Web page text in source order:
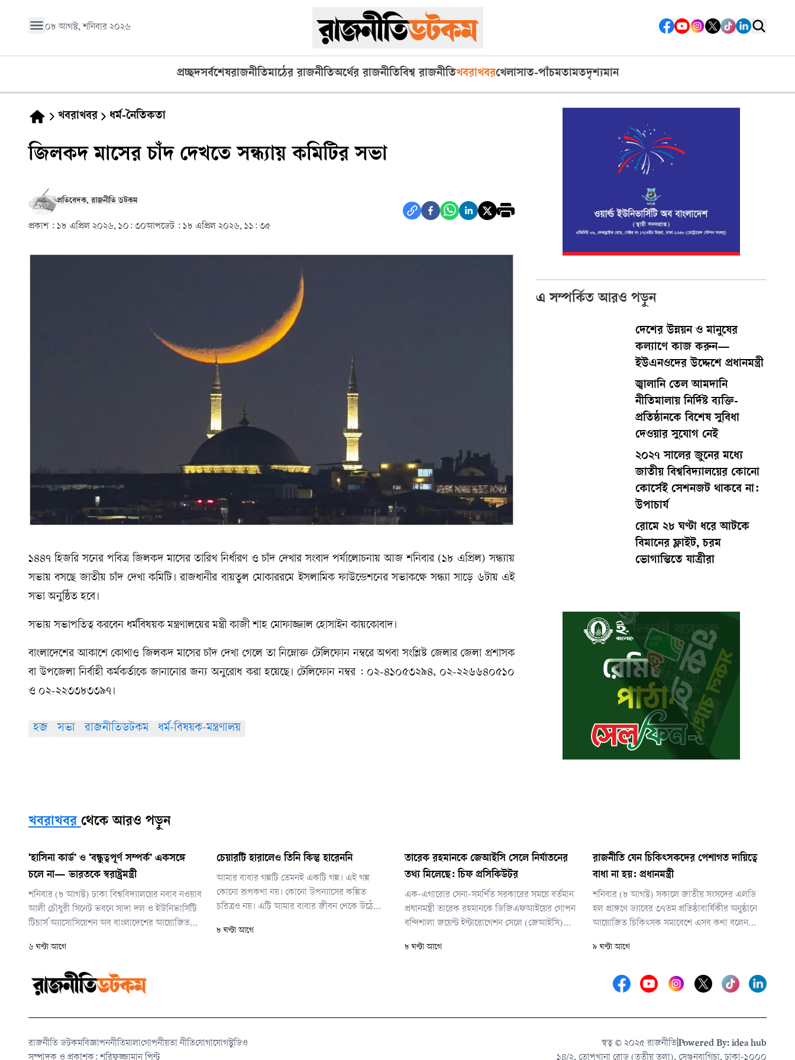
০৮ আগস্ট, শনিবার ২০২৬
প্রচ্ছদসর্বশেষরাজনীতিমাঠের রাজনীতিঅর্থের রাজনীতিবিশ্ব রাজনীতিখবরাখবরখেলাসাত-পাঁচমতামতদৃশ্যমান
খবরাখবর ধর্ম-নৈতিকতা
জিলকদ মাসের চাঁদ দেখতে সন্ধ্যায় কমিটির সভা
প্রতিবেদক, রাজনীতি ডটকম
প্রকাশ : ১৮ এপ্রিল ২০২৬, ১০: ৩০আপডেট : ১৮ এপ্রিল ২০২৬, ১১: ৩৫
১৪৪৭ হিজরি সনের পবিত্র জিলকদ মাসের তারিখ নির্ধারণ ও চাঁদ দেখার সংবাদ পর্যালোচনায় আজ শনিবার (১৮ এপ্রিল) সন্ধ্যায়
সভায় বসছে জাতীয় চাঁদ দেখা কমিটি। রাজধানীর বায়তুল মোকাররমে ইসলামিক ফাউন্ডেশনের সভাকক্ষে সন্ধ্যা সাড়ে ৬টায় এই
সভা অনুষ্ঠিত হবে।
সভায় সভাপতিত্ব করবেন ধর্মবিষয়ক মন্ত্রণালয়ের মন্ত্রী কাজী শাহ মোফাজ্জাল হোসাইন কায়কোবাদ।
বাংলাদেশের আকাশে কোথাও জিলকদ মাসের চাঁদ দেখা গেলে তা নিম্নোক্ত টেলিফোন নম্বরে অথবা সংশ্লিষ্ট জেলার জেলা প্রশাসক
বা উপজেলা নির্বাহী কর্মকর্তাকে জানানোর জন্য অনুরোধ করা হয়েছে। টেলিফোন নম্বর : ০২-৪১০৫৩২৯৪, ০২-২২৬৬৪০৫১০
ও ০২-২২৩৩৮৩৩৯৭।
হজ সভা রাজনীতিডটকম ধর্ম-বিষয়ক-মন্ত্রণালয়
এ সম্পর্কিত আরও পড়ুন
দেশের উন্নয়ন ও মানুষের
কল্যাণে কাজ করুন—
ইউএনওদের উদ্দেশে প্রধানমন্ত্রী
জ্বালানি তেল আমদানি
নীতিমালায় নির্দিষ্ট ব্যক্তি-
প্রতিষ্ঠানকে বিশেষ সুবিধা
দেওয়ার সুযোগ নেই
২০২৭ সালের জুনের মধ্যে
জাতীয় বিশ্ববিদ্যালয়ের কোনো
কোর্সেই সেশনজট থাকবে না:
উপাচার্য
রোমে ২৮ ঘণ্টা ধরে আটকে
বিমানের ফ্লাইট, চরম
ভোগান্তিতে যাত্রীরা
খবরাখবর থেকে আরও পড়ুন
‘হাসিনা কার্ড’ ও ‘বন্ধুত্বপূর্ণ সম্পর্ক’ একসঙ্গে
চলে না— ভারতকে স্বরাষ্ট্রমন্ত্রী
শনিবার (৮ আগস্ট) ঢাকা বিশ্ববিদ্যালয়ের নবাব নওয়াব
আলী চৌধুরী সিনেট ভবনে সাদা দল ও ইউনিভার্সিটি
টিচার্স অ্যাসোসিয়েশন অব বাংলাদেশের আয়োজিত
৬ ঘণ্টা আগে
চেয়ারটি হারালেও তিনি কিন্তু হারেননি
আমার বাবার গল্পটি তেমনই একটি গল্প। এই গল্প
কোনো রূপকথা নয়। কোনো উপন্যাসের কল্পিত
চরিত্রও নয়। এটি আমার বাবার জীবন থেকে উঠে
৮ ঘণ্টা আগে
তারেক রহমানকে জেআইসি সেলে নির্যাতনের
তথ্য মিলেছে: চিফ প্রসিকিউটর
এক-এগারোর সেনা-সমর্থিত সরকারের সময়ে বর্তমান
প্রধানমন্ত্রী তারেক রহমানকে ডিজিএফআইয়ের গোপন
বন্দিশালা জয়েন্ট ইন্টারোগেশন সেলে (জেআইসি)
অপরাধ ট্রাইব্যুনালের চিফ প্রসিকিউটর মো. আমিনুল
৮ ঘণ্টা আগে
রাজনীতি যেন চিকিৎসকদের পেশাগত দায়িত্বে
বাধা না হয়: প্রধানমন্ত্রী
শনিবার (৮ আগস্ট) সকালে জাতীয় সংসদের এলডি
হল প্রাঙ্গণে ড্যাবের ৩৭তম প্রতিষ্ঠাবার্ষিকীর অনুষ্ঠানে
আয়োজিত চিকিৎসক সমাবেশে এসব কথা বলেন
৯ ঘণ্টা আগে
রাজনীতি ডটকমবিজ্ঞাপননীতিমালাগোপনীয়তা নীতিযোগাযোগস্টুডিও
স্বত্ব © ২০২৫ রাজনীতিPowered By: idea hub